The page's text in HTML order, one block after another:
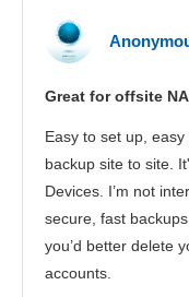
Great for offsite
Easy to set up,
backup site to site.
Devices. I’m not
secure, fast
you’d better delete
accounts.